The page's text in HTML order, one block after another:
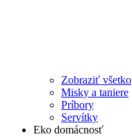
Zobraziť všetko
Misky a taniere
Príbory
Servítky
Eko domácnosť